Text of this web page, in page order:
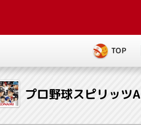
TOP
プロ野球スピリッツA